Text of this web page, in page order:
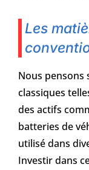
Les
Nous pensons
classiques
des actifs
batteries de
utilisé dans
Investir dans